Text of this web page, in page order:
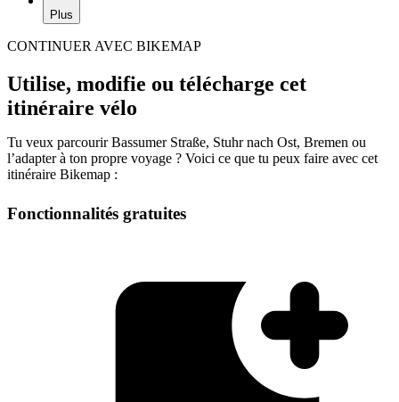
Plus
CONTINUER AVEC BIKEMAP
Utilise, modifie ou télécharge cet
itinéraire vélo
Tu veux parcourir Bassumer Straße, Stuhr nach Ost, Bremen ou
l’adapter à ton propre voyage ? Voici ce que tu peux faire avec cet
itinéraire Bikemap :
Fonctionnalités gratuites